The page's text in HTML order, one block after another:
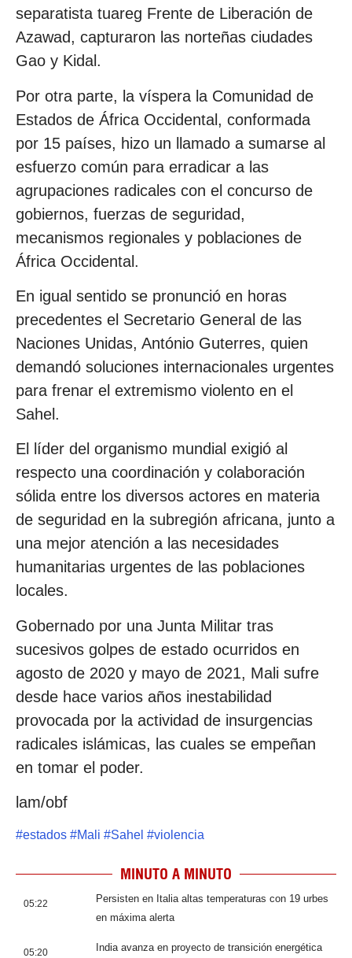
separatista tuareg Frente de Liberación de
Azawad, capturaron las norteñas ciudades
Gao y Kidal.
Por otra parte, la víspera la Comunidad de
Estados de África Occidental, conformada
por 15 países, hizo un llamado a sumarse al
esfuerzo común para erradicar a las
agrupaciones radicales con el concurso de
gobiernos, fuerzas de seguridad,
mecanismos regionales y poblaciones de
África Occidental.
En igual sentido se pronunció en horas
precedentes el Secretario General de las
Naciones Unidas, António Guterres, quien
demandó soluciones internacionales urgentes
para frenar el extremismo violento en el
Sahel.
El líder del organismo mundial exigió al
respecto una coordinación y colaboración
sólida entre los diversos actores en materia
de seguridad en la subregión africana, junto a
una mejor atención a las necesidades
humanitarias urgentes de las poblaciones
locales.
Gobernado por una Junta Militar tras
sucesivos golpes de estado ocurridos en
agosto de 2020 y mayo de 2021, Mali sufre
desde hace varios años inestabilidad
provocada por la actividad de insurgencias
radicales islámicas, las cuales se empeñan
en tomar el poder.
lam/obf
#estados #Mali #Sahel #violencia
MINUTO A MINUTO
05:22
Persisten en Italia altas temperaturas con 19 urbes
en máxima alerta
05:20 India avanza en proyecto de transición energética